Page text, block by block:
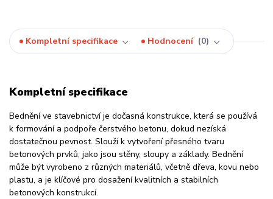
Kompletní specifikace Hodnocení 0
Kompletní specifikace
Bednění ve stavebnictví je dočasná konstrukce, která se používá
k formování a podpoře čerstvého betonu, dokud nezíská
dostatečnou pevnost. Slouží k vytvoření přesného tvaru
betonových prvků, jako jsou stěny, sloupy a základy. Bednění
může být vyrobeno z různých materiálů, včetně dřeva, kovu nebo
plastu, a je klíčové pro dosažení kvalitních a stabilních
betonových konstrukcí.